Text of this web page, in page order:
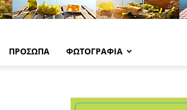
ΠΡΟΣΩΠΑ ΦΩΤΟΓΡΑΦΙΑ